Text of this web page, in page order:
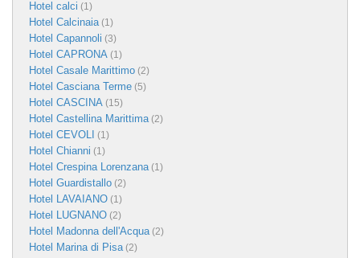
Hotel calci (1)
Hotel Calcinaia(1)
Hotel Capannoli (3)
Hotel CAPRONA (1)
Hotel Casale Marittimo (2)
Hotel Casciana Terme (5)
Hotel CASCINA (15)
Hotel Castellina Marittima(2)
Hotel CEVOLI (1)
Hotel Chianni (1)
Hotel Crespina Lorenzana(1)
Hotel Guardistallo (2)
Hotel LAVAIANO (1)
Hotel LUGNANO (2)
Hotel Madonna dell'Acqua(2)
Hotel Marina di Pisa(2)